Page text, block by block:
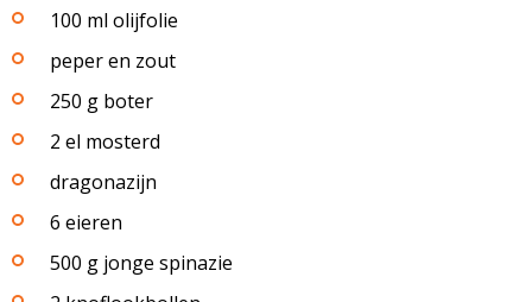
100 ml olijfolie
peper en zout
250 g boter
2 el mosterd
dragonazijn
6 eieren
500 g jonge spinazie